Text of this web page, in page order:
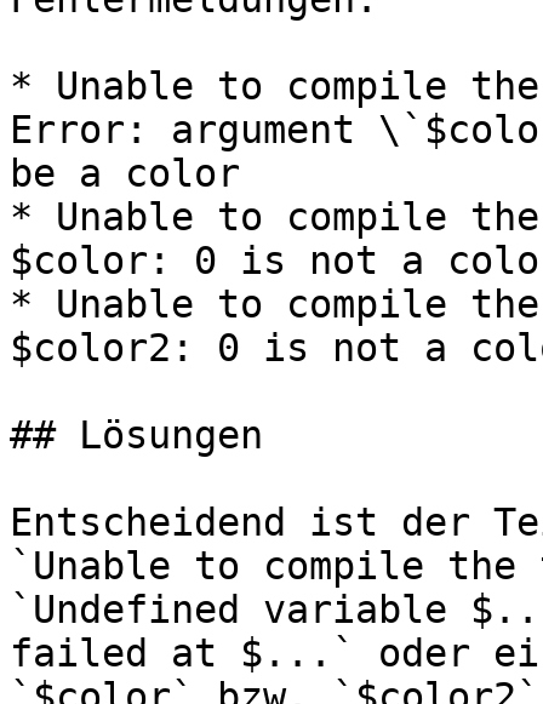
* Unable to compile the
Error: argument
be a color
* Unable to compile the
$color: 0 is not a
* Unable to compile the
$color2: 0 is not a
## Lösungen
Entscheidend ist der
`Unable to compile
`Undefined variable
failed at $...` oder